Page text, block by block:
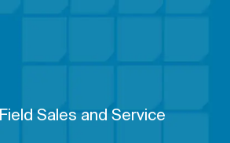
Field Sales and Service